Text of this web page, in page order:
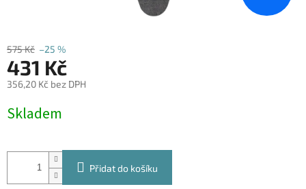
575 Kč –25 %
431 Kč
356,20 Kč bez DPH
cena:
Skladem
Přidat do košíku